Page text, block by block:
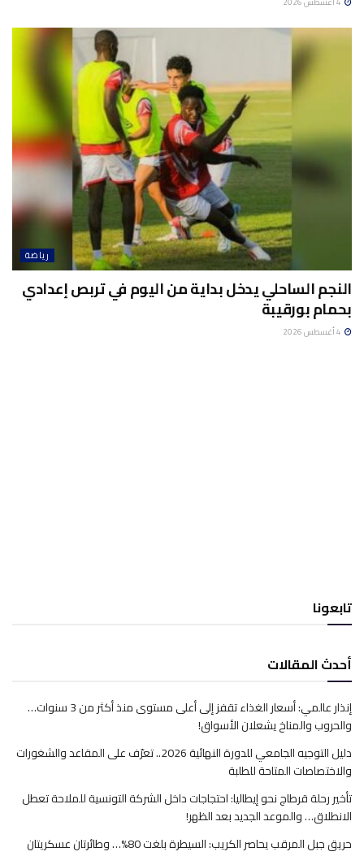
رياضة
النجم الساحلي يدخل بداية من اليوم في تربص إعدادي
بحمام بورقيبة
تابعونا
أحدث المقالات
إنذار عالمي: أسعار الغذاء تقفز إلى أعلى مستوى منذ أكثر من 3 سنوات…
والحروب والمناخ يشعلان الأسواق!
دليل التوجيه الجامعي للدورة النهائية 2026.. تعرّف على المقاعد والشغورات
والاختصاصات المتاحة للطلبة
تأخير رحلة قرطاج نحو إيطاليا: احتجاجات داخل الشركة التونسية للملاحة تعطل
الانطلاق… والموعد الجديد بعد الظهر!
حريق جبل المرقب يحاصر الكريب: السيطرة بلغت 80%… وطائرتان عسكريتان